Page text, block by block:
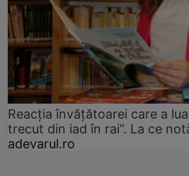
Reacția învățătoarei care a
trecut din iad în rai”. La ce
adevarul.ro